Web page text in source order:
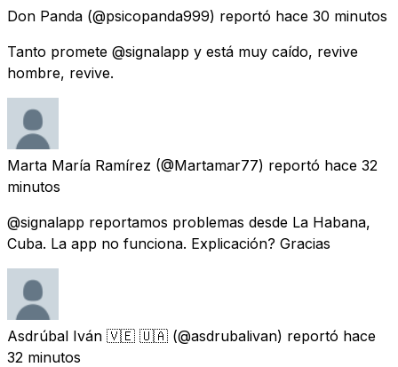
Don Panda (@psicopanda999) reportó hace 30 minutos
Tanto promete @signalapp y está muy caído, revive
hombre, revive.
Marta María Ramírez (@Martamar77) reportó hace 32
minutos
@signalapp reportamos problemas desde La Habana,
Cuba. La app no funciona. Explicación? Gracias
Asdrúbal Iván 🇻🇪 🇺🇦 (@asdrubalivan) reportó hace
32 minutos